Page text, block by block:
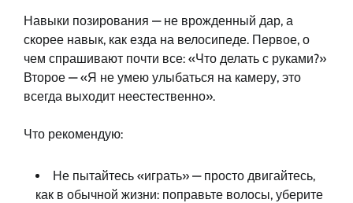
Навыки позирования — не врожденный дар, а
скорее навык, как езда на велосипеде. Первое, о
чем спрашивают почти все: «Что делать с руками?»
Второе — «Я не умею улыбаться на камеру, это
всегда выходит неестественно».
Что рекомендую:
Не пытайтесь «играть» — просто двигайтесь,
как в обычной жизни: поправьте волосы, уберите